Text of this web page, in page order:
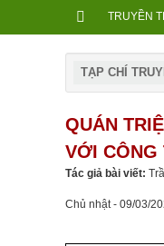
TRUYỀN
TẠP CHÍ
QUÁN
VỚI CÔNG
Tác giả bài viết:
Chủ nhật - 09/03/